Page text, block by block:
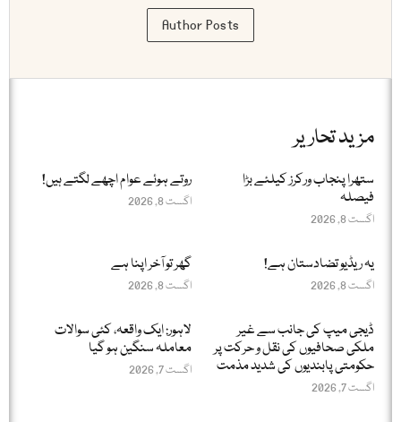
Author Posts
مزید تحاریر
ستھرا پنجاب ورکرز کیلئے بڑا
فیصلہ
اگست 8, 2026
روتے ہوئے عوام اچھے لگتے ہیں!
اگست 8, 2026
یہ ریڈیو تضادستان ہے!
اگست 8, 2026
گھر تو آخر اپنا ہے
اگست 8, 2026
ڈیجی میپ کی جانب سے غیر
ملکی صحافیوں کی نقل و حرکت پر
حکومتی پابندیوں کی شدید مذمت
اگست 7, 2026
لاہور: ایک واقعہ، کئی سوالات
معاملہ سنگین ہو گیا
اگست 7, 2026